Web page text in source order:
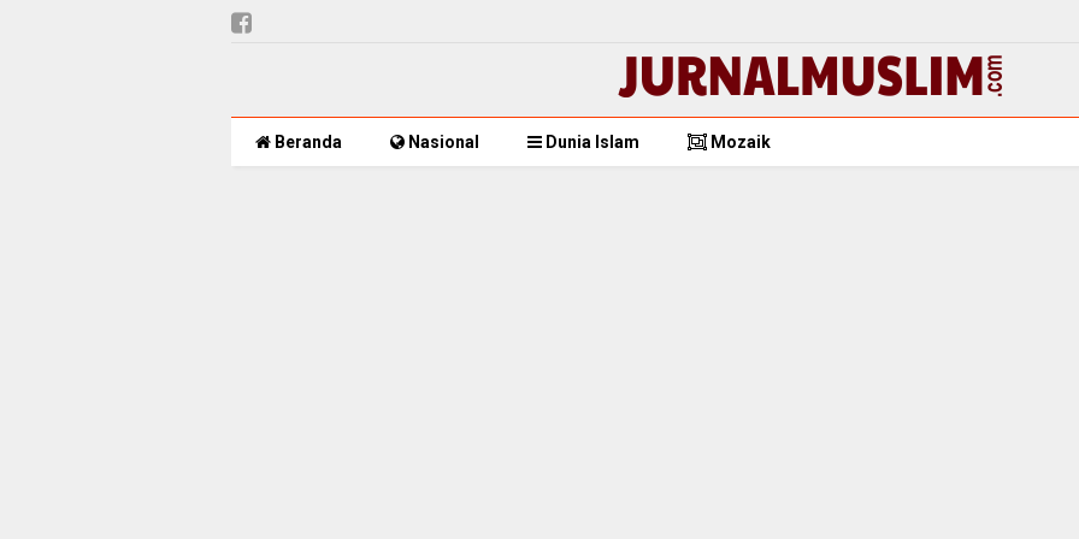
Beranda Nasional Dunia Islam Mozaik